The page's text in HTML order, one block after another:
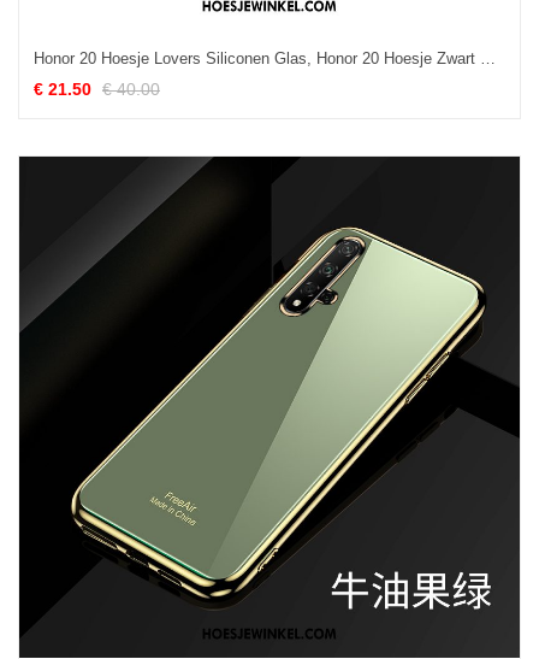
Honor 20 Hoesje Lovers Siliconen Glas, Honor 20 Hoesje Zwart Bescherming
€ 21.50 € 40.00